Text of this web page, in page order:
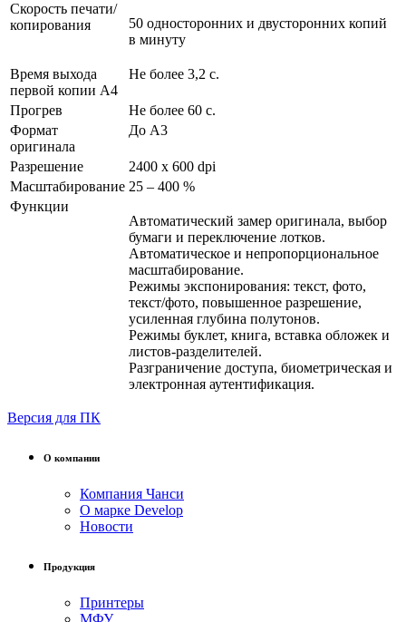
Скорость печати/
копирования
50 односторонних и двусторонних копий
в минуту
Время выхода
первой копии А4
Не более 3,2 с.
Прогрев
Не более 60 с.
Формат
оригинала
До A3
Разрешение
2400 x 600 dpi
Масштабирование 25 – 400 %
Функции
Автоматический замер оригинала, выбор
бумаги и переключение лотков.
Автоматическое и непропорциональное
масштабирование.
Режимы экспонирования: текст, фото,
текст/фото, повышенное разрешение,
усиленная глубина полутонов.
Режимы буклет, книга, вставка обложек и
листов-разделителей.
Разграничение доступа, биометрическая и
электронная аутентификация.
Версия для ПК
О компании
Компания Чанси
О марке Develop
Новости
Продукция
Принтеры
МФУ